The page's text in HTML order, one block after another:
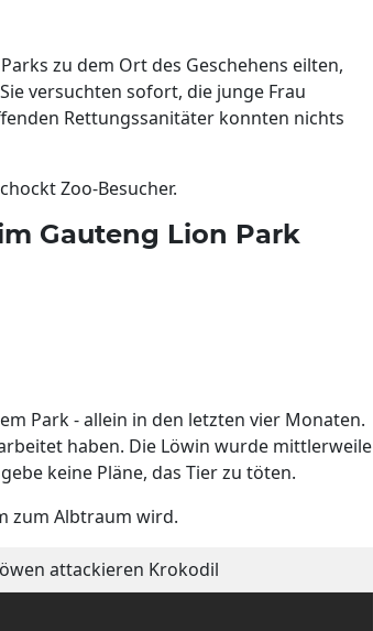
zu dem Ort des Geschehens eilten,
versuchten sofort, die junge Frau
Rettungssanitäter konnten nichts
Zoo-Besucher.
Gauteng Lion Park
Park - allein in den letzten vier Monaten.
haben. Die Löwin wurde mittlerweile
keine Pläne, das Tier zu töten.
zum Albtraum wird.
attackieren Krokodil